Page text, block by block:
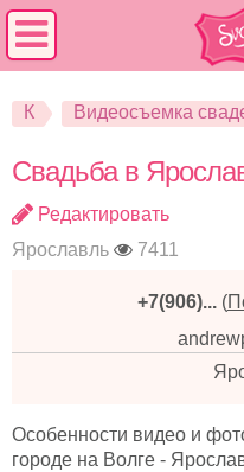
К Видеосъемка
Свадьба в
Редактировать
Ярославль
7411
+7(906)... (
Особенности видео и
городе на Волге -